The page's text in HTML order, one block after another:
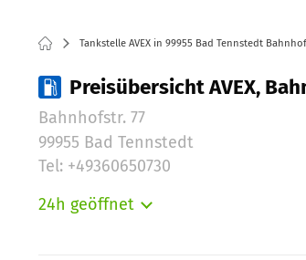
Tankstelle AVEX in 99955 Bad Tennstedt
Preisübersicht AVEX,
Bahnhofstr. 77
99955 Bad Tennstedt
Tel: +49360650730
24h geöffnet